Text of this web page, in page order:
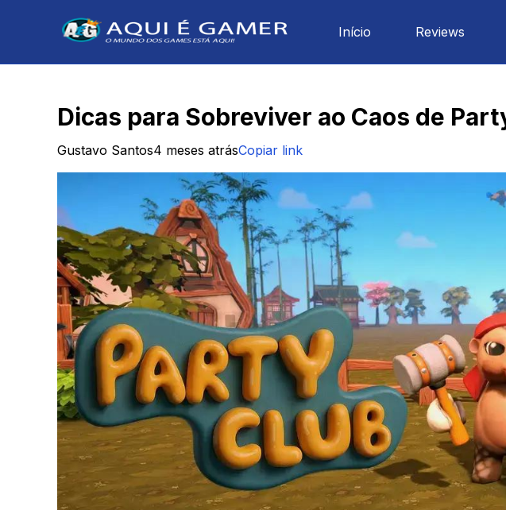
Início Reviews
Dicas para Sobreviver ao Caos de
Gustavo Santos4 meses atrásCopiar link